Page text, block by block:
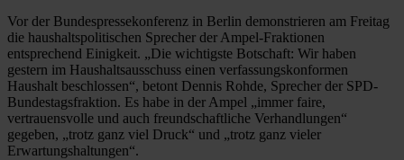
Vor der Bundespressekonferenz in Berlin demonstrieren am Freitag
die haushaltspolitischen Sprecher der Ampel-Fraktionen
entsprechend Einigkeit. „Die wichtigste Botschaft: Wir haben
gestern im Haushaltsausschuss einen verfassungskonformen
Haushalt beschlossen“, betont Dennis Rohde, Sprecher der SPD-
Bundestagsfraktion. Es habe in der Ampel „immer faire,
vertrauensvolle und auch freundschaftliche Verhandlungen“
gegeben, „trotz ganz viel Druck“ und „trotz ganz vieler
Erwartungshaltungen“.